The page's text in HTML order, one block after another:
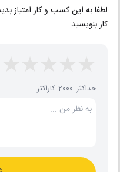
لطفا به این کسب و کار امتیاز
کار بنویسید
حداکثر 2000 کاراکتر